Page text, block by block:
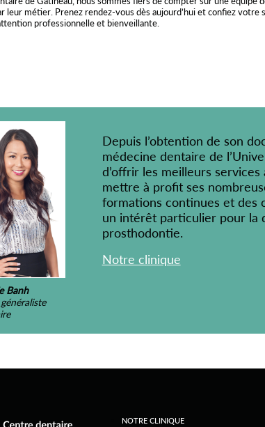
leur métier. Prenez rendez-vous dès aujourd’hui et confiez votre
professionnelle et bienveillante.
Banh
Depuis l’obtention de son
médecine dentaire de
d’offrir les meilleurs
mettre à profit ses
formations continues et des
un intérêt particulier pour la
prosthodontie.
Notre clinique
NOTRE CLINIQUE